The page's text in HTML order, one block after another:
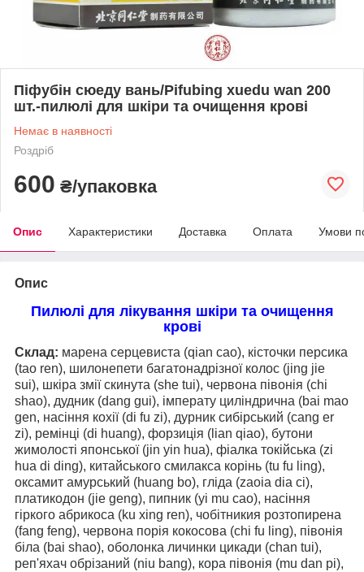
Піфубін сюеду вань/Pifubing xuedu wan 200
шт.-пилюлі для шкіри та очищення крові
Немає в наявності
Роздріб
600 ₴/упаковка
Опис Характеристики Доставка Оплата Умови
Опис
Пилюлі для лікування шкіри та очищення
крові
Склад: марена серцевиста (qian cao), кісточки персика
(tao ren), шилонепети багатонадрізної колос (jing jie
sui), шкіра змії скинута (she tui), червона півонія (chi
shao), дудник (dang gui), імперату циліндрична (bai mao
gen, насіння кохії (di fu zi), дурник сибірський (cang er
zi), ремінці (di huang), форзиція (lian qiao), бутони
жимолості японської (jin yin hua), фіалка токійська (zi
hua di ding), китайського смилакса корінь (tu fu ling),
оксамит амурський (huang bo), гліда (zaoia dia ci),
платикодон (jie geng), пипник (yi mu cao), насіння
гіркого абрикоса (ku xing ren), чобітникия розтопирена
(fang feng), червона порія кокосова (chi fu ling), півонія
біла (bai shao), оболонка личинки цикади (chan tui),
реп'яхач обрізаний (niu bang), кора півонія (mu dan pi),